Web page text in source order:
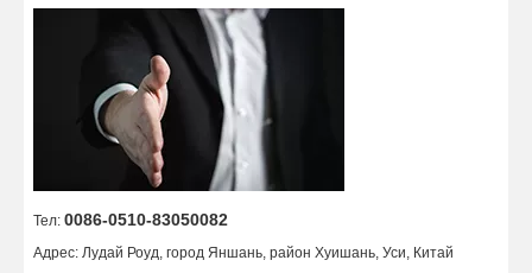
Тел: 0086-0510-83050082
Адрес: Лудай Роуд, город Яншань, район Хуишань, Уси, Китай